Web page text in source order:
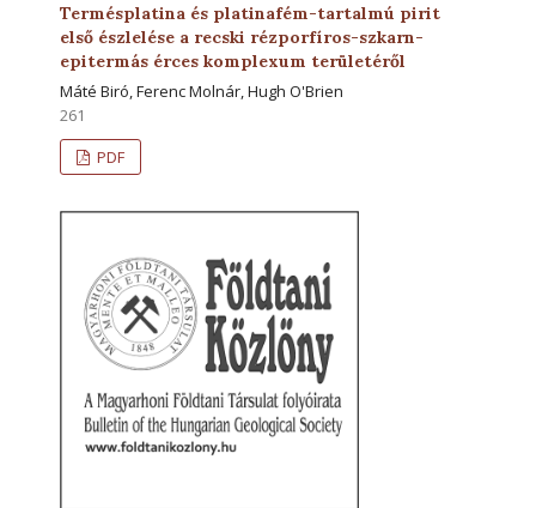
Termésplatina és platinafém-tartalmú pirit
első észlelése a recski rézporfíros-szkarn-
epitermás érces komplexum területéről
Máté Biró, Ferenc Molnár, Hugh O'Brien
261
PDF